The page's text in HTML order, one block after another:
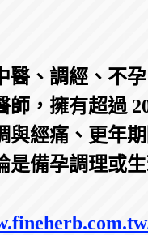
醫、調經、不
師，擁有超過
與經痛、更年
是備孕調理或